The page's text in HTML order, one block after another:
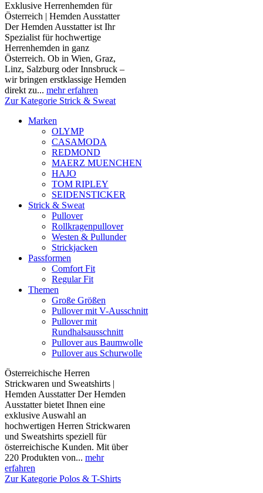
Exklusive Herrenhemden für
Österreich | Hemden Ausstatter
Der Hemden Ausstatter ist Ihr
Spezialist für hochwertige
Herrenhemden in ganz
Österreich. Ob in Wien, Graz,
Linz, Salzburg oder Innsbruck –
wir bringen erstklassige Hemden
direkt zu... mehr erfahren
Zur Kategorie Strick & Sweat
Marken
OLYMP
CASAMODA
REDMOND
MAERZ MUENCHEN
HAJO
TOM RIPLEY
SEIDENSTICKER
Strick & Sweat
Pullover
Rollkragenpullover
Westen & Pullunder
Strickjacken
Passformen
Comfort Fit
Regular Fit
Themen
Große Größen
Pullover mit V-Ausschnitt
Pullover mit
Rundhalsausschnitt
Pullover aus Baumwolle
Pullover aus Schurwolle
Österreichische Herren
Strickwaren und Sweatshirts |
Hemden Ausstatter Der Hemden
Ausstatter bietet Ihnen eine
exklusive Auswahl an
hochwertigen Herren Strickwaren
und Sweatshirts speziell für
österreichische Kunden. Mit über
220 Produkten von... mehr
erfahren
Zur Kategorie Polos & T-Shirts